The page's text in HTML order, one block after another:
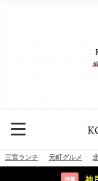
三宮ランチ 元町グルメ
特集